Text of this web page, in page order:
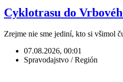
Cyklotrasu do
Zrejme nie sme jediní, kto si všimol
07.08.2026, 00:01
Spravodajstvo / Región